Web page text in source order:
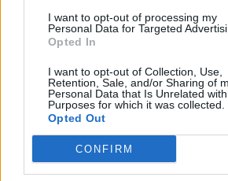
I want to opt-out of processing my
Personal Data for Targeted
Opted In
I want to opt-out of Collection, Use,
Retention, Sale, and/or Sharing of
Personal Data that Is Unrelated
Purposes for which it was collected.
Opted Out
CONFIRM
inovatyvus ūkis – tai galingas
siekiant toliau skatinti srities
būdais, mūsų klientams ir
Tyrimaspaskelbtas žurnale
.